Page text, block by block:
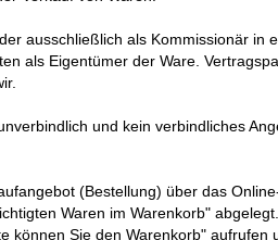
ausschließlich als Kommissionär in
als Eigentümer der Ware.
und kein verbindliches
(Bestellung) über das
Waren im Warenkorb"
können Sie den Warenkorb"